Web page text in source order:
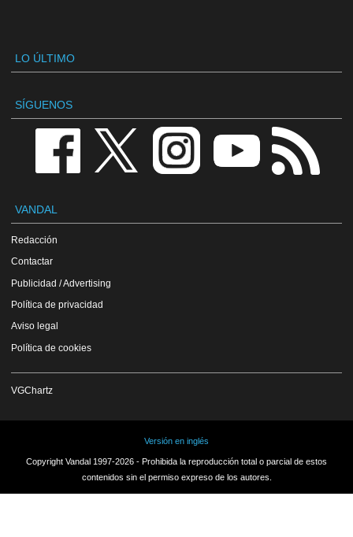
LO ÚLTIMO
SÍGUENOS
VANDAL
Redacción
Contactar
Publicidad / Advertising
Política de privacidad
Aviso legal
Política de cookies
VGChartz
Versión en inglés
Copyright Vandal 1997-2026 - Prohibida la reproducción total o parcial de estos
contenidos sin el permiso expreso de los autores.